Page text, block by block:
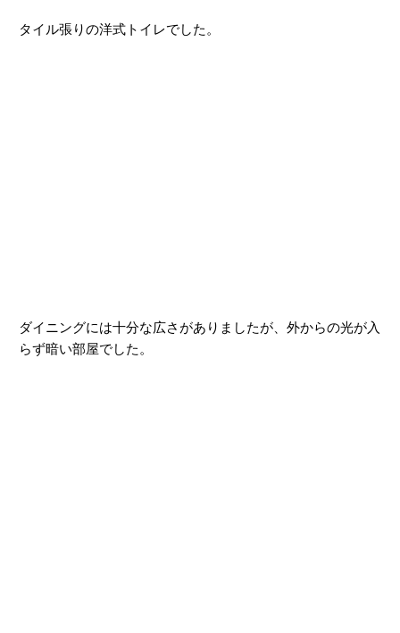
タイル張りの洋式トイレでした。
ダイニングには十分な広さがありましたが、外からの光が入
らず暗い部屋でした。